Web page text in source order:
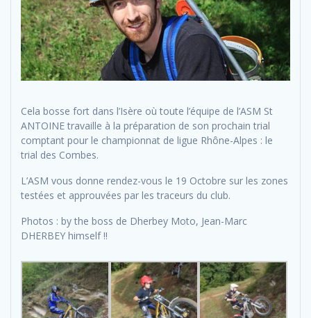
Cela bosse fort dans l’Isère où toute l’équipe de l’ASM St
ANTOINE travaille à la préparation de son prochain trial
comptant pour le championnat de ligue Rhône-Alpes : le
trial des Combes.
L’ASM vous donne rendez-vous le 19 Octobre sur les zones
testées et approuvées par les traceurs du club.
Photos : by the boss de Dherbey Moto, Jean-Marc
DHERBEY himself !!